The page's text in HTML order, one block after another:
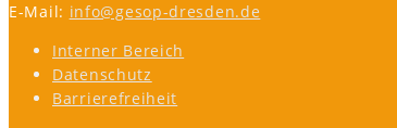
E-Mail: info@gesop-dresden.de
Interner Bereich
Datenschutz
Barrierefreiheit